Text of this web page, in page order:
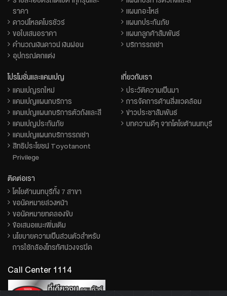
ราคา
ดาวน์โหลดโบรชัวร์
ขอใบเสนอราคา
คำนวณเงินดาวน์ เงินผ่อน
อุปกรณ์ตกแต่ง
แผนกอะไหล่
แผนกประกันภัย
แผนกลูกค้าสัมพันธ์
บริการรถเช่า
โปรโมชั่นและแคมเปญ
แคมเปญรถใหม่
แคมเปญแผนกบริการ
แคมเปญแผนกบริการตัวถังและสี
แคมเปญประกันภัย
แคมเปญแผนกบริการรถเช่า
สิทธิประโยชน์ Toyotanont
Privilege
เกี่ยวกับเรา
ประวัติความเป็นมา
การจัดการด้านสิ่งแวดล้อม
ข่าวประชาสัมพันธ์
บทความดีๆ จากโตโยต้านนทบุรี
ติดต่อเรา
โตโยต้านนทบุรีทั้ง 7 สาขา
ขอนัดหมายล่วงหน้า
ขอนัดหมายทดลองขับ
ข้อเสนอแนะเพิ่มเติม
นโยบายความเป็นส่วนตัวสำหรับ
การใช้กล้องโทรทัศน์วงจรปิด
Call Center 1114